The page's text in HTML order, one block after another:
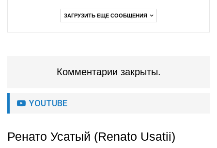
ЗАГРУЗИТЬ ЕЩЕ СООБЩЕНИЯ
Комментарии закрыты.
YOUTUBE
Ренато Усатый (Renato Usatii)